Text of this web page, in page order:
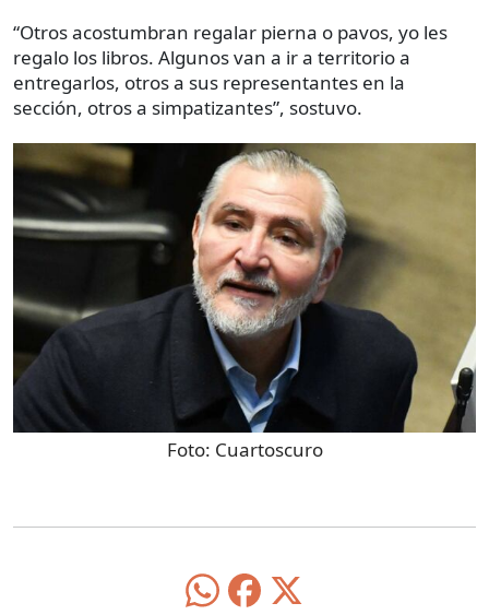
“Otros acostumbran regalar pierna o pavos, yo les
regalo los libros. Algunos van a ir a territorio a
entregarlos, otros a sus representantes en la
sección, otros a simpatizantes”, sostuvo.
Foto: Cuartoscuro